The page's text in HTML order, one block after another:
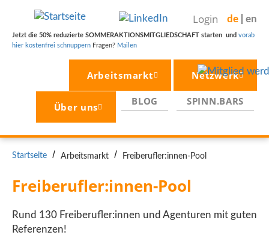
Inhalt
Jetzt die 50% reduzierte SOMMERAKTIONSMITGLIEDSCHAFT starten und vorab
hier kostenfrei schnuppern Fragen? Mailen
Arbeitsmarkt Netzwerk
Über uns BLOG SPINN.BARS
Login en
de
PFADNAVIGATION
Startseite Arbeitsmarkt Freiberufler:innen-Pool
Freiberufler:innen-Pool
Rund 130 Freiberufler:innen und Agenturen mit guten
Referenzen!